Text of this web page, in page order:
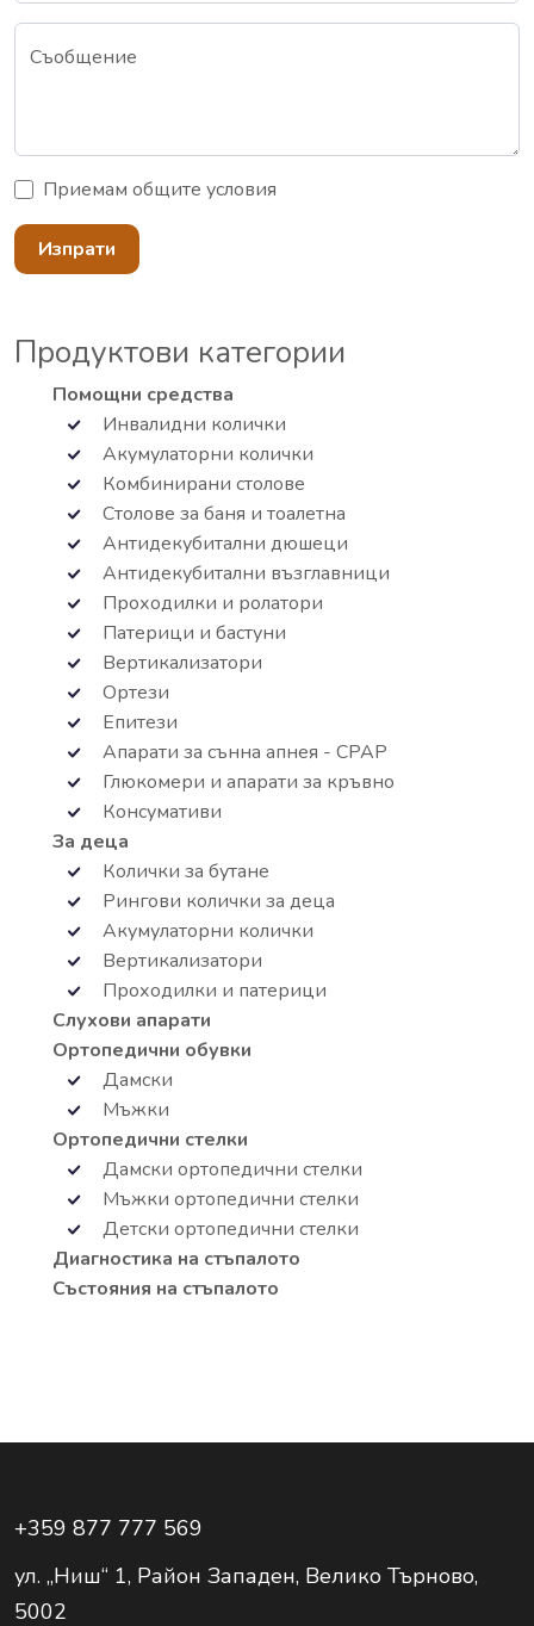
Съобщение
Приемам общите условия
Изпрати
Продуктови категории
Помощни средства
Инвалидни колички
Акумулаторни колички
Комбинирани столове
Столове за баня и тоалетна
Антидекубитални дюшеци
Антидекубитални възглавници
Проходилки и ролатори
Патерици и бастуни
Вертикализатори
Ортези
Епитези
Апарати за сънна апнея - СРАР
Глюкомери и апарати за кръвно
Консумативи
За деца
Колички за бутане
Рингови колички за деца
Акумулаторни колички
Вертикализатори
Проходилки и патерици
Слухови апарати
Ортопедични обувки
Дамски
Мъжки
Ортопедични стелки
Дамски ортопедични стелки
Мъжки ортопедични стелки
Детски ортопедични стелки
Диагностика на стъпалото
Състояния на стъпалото
+359 877 777 569
ул. „Ниш“ 1, Район Западен, Велико Търново,
5002